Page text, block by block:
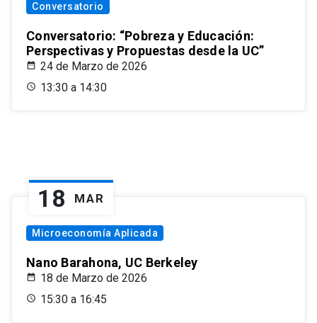
Conversatorio
Conversatorio: “Pobreza y Educación:
Perspectivas y Propuestas desde la UC”
24 de Marzo de 2026
13:30 a 14:30
18 MAR
Microeconomía Aplicada
Nano Barahona, UC Berkeley
18 de Marzo de 2026
15:30 a 16:45